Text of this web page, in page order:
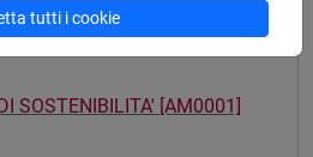
SOSTENIBILITA' [AM0001]
tutti i cookie